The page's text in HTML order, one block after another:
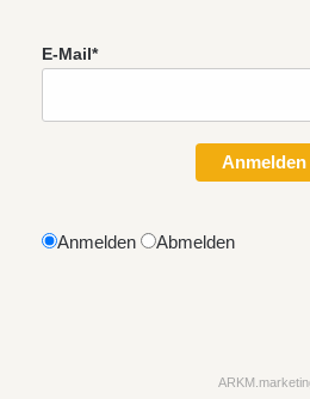
E-Mail*
Anmelden
Anmelden Abmelden